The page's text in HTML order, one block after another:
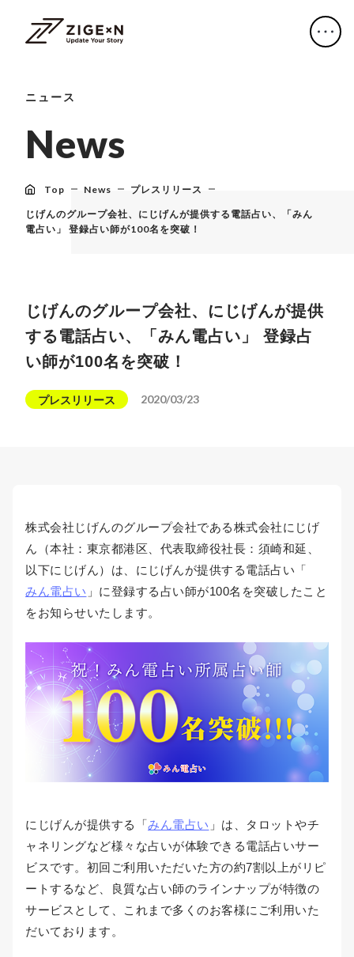
ニュース
News
Top News プレスリリース
じげんのグループ会社、にじげんが提供する電話占い、「みん
電占い」 登録占い師が100名を突破！
じげんのグループ会社、にじげんが提供
する電話占い、「みん電占い」 登録占
い師が100名を突破！
プレスリリース 2020/03/23
株式会社じげんのグループ会社である株式会社にじげ
ん（本社：東京都港区、代表取締役社長：須崎和延、
以下にじげん）は、にじげんが提供する電話占い「
みん電占い 」に登録する占い師が100名を突破したこと
をお知らせいたします。
にじげんが提供する「みん電占い 」は、タロットやチ
ャネリングなど様々な占いが体験できる電話占いサー
ビスです。初回ご利用いただいた方の約7割以上がリピ
ートするなど、良質な占い師のラインナップが特徴の
サービスとして、これまで多くのお客様にご利用いた
だいております。